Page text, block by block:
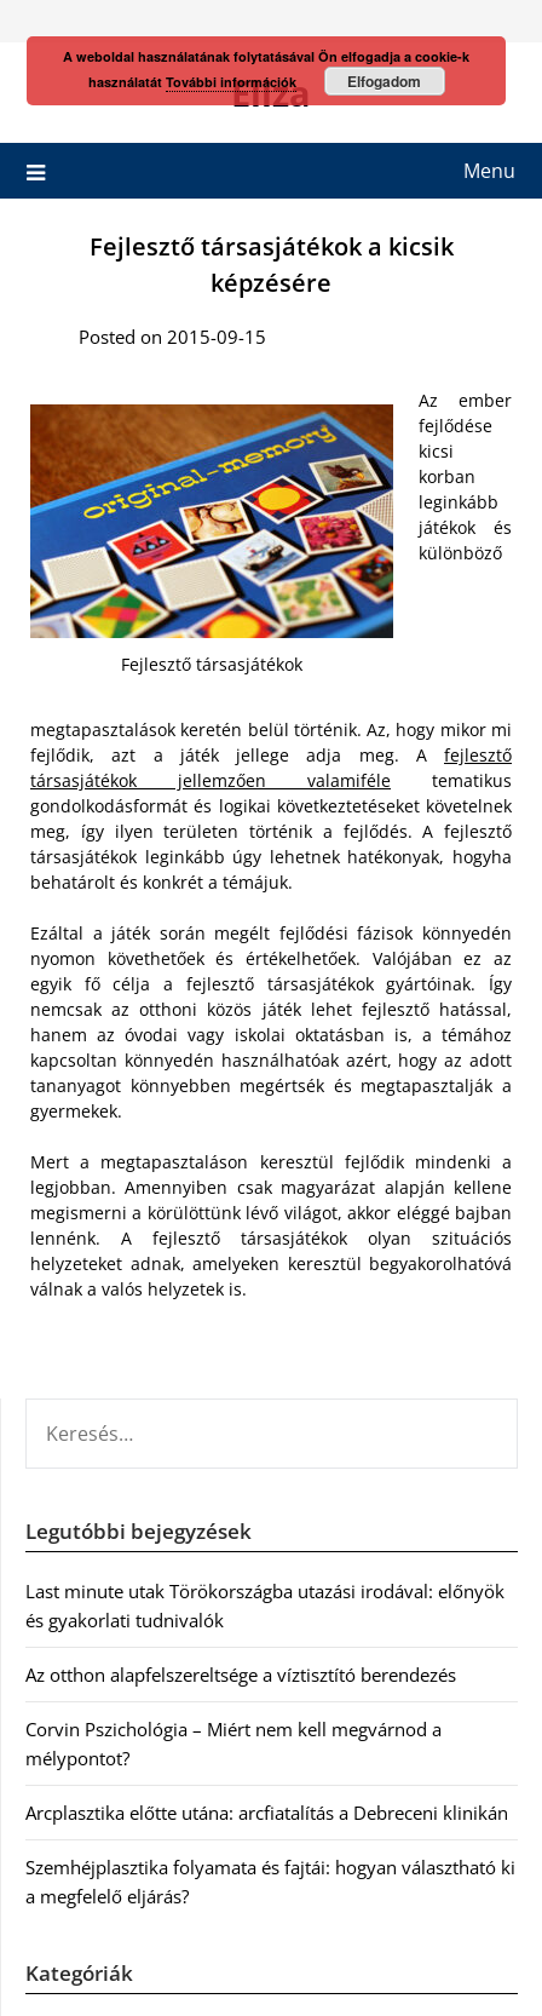
Eliza
Menu
Fejlesztő társasjátékok a kicsik
képzésére
Posted on 2015-09-15
Fejlesztő társasjátékok
Az ember
fejlődése
kicsi
korban
leginkább
játékok és
különböző
megtapasztalások keretén belül történik. Az, hogy mikor mi
fejlődik, azt a játék jellege adja meg. A fejlesztő
társasjátékok jellemzően valamiféle tematikus
gondolkodásformát és logikai következtetéseket követelnek
meg, így ilyen területen történik a fejlődés.A fejlesztő
társasjátékok leginkább úgy lehetnek hatékonyak, hogyha
behatárolt és konkrét a témájuk.
Ezáltal a játék során megélt fejlődési fázisok könnyedén
nyomon követhetőek és értékelhetőek. Valójában ez az
egyik fő célja a fejlesztő társasjátékok gyártóinak. Így
nemcsak az otthoni közös játék lehet fejlesztő hatással,
hanem az óvodai vagy iskolai oktatásban is, a témához
kapcsoltan könnyedén használhatóak azért, hogy az adott
tananyagot könnyebben megértsék és megtapasztalják a
gyermekek.
Mert a megtapasztaláson keresztül fejlődik mindenki a
legjobban. Amennyiben csak magyarázat alapján kellene
megismerni a körülöttünk lévő világot, akkor eléggé bajban
lennénk. A fejlesztő társasjátékok olyan szituációs
helyzeteket adnak, amelyeken keresztül begyakorolhatóvá
válnak a valós helyzetek is.
Legutóbbi bejegyzések
Last minute utak Törökországba utazási irodával: előnyök
és gyakorlati tudnivalók
Az otthon alapfelszereltsége a víztisztító berendezés
Corvin Pszichológia – Miért nem kell megvárnod a
mélypontot?
Arcplasztika előtte utána: arcfiatalítás a Debreceni klinikán
Szemhéjplasztika folyamata és fajtái: hogyan választható ki
a megfelelő eljárás?
Kategóriák
A weboldal használatának folytatásával Ön elfogadja a cookie-k
használatát További információk Elfogadom